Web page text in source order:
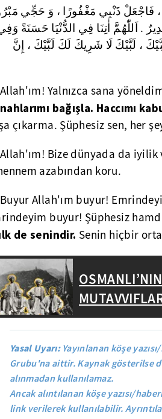
فَاجْعَلْ ذَنْبِي مَغْفُورًا ، وَ حَجِّي
. اَللّٰهُمَّ اٰتِنَا فِي الدُّنْيَا حَسَنَةً
، لَبَّيْكَ لَا شَرِيكَ لَكَ لَبَّيْكَ ، إِنَّ
Yalnızca sana
bağışla. Haccımı
çıkarma. Şüphesiz sen, her
Bize dünyada da
azabından koru.
Allah'ım buyur!
buyur! Şüphesiz
de senindir. Senin hiçbir
Yasal Uyarı:Yayınlanan köşe
Grubu'na aittir. Kaynak gösterilse
alınmadan kullanılamaz.
Ancak alıntılanan köşe yazısı/
link verilerek kullanılabilir.